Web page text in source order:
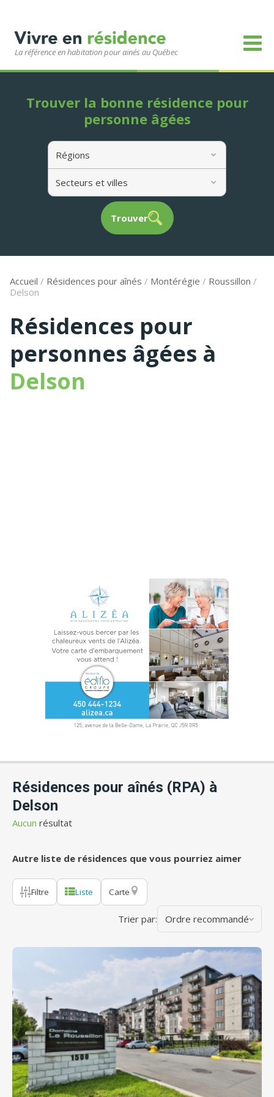
La référence en habitation pour ainés au Québec
Régions
Secteurs et villes
Trouver
Trouver la bonne résidence pour
personne âgées
Accueil / Résidences pour aînés / Montérégie / Roussillon /
Delson
Résidences pour
personnes âgées à
Delson
Résidences pour aînés (RPA) à
Delson
Aucun résultat
Autre liste de résidences que vous pourriez aimer
Filtre Liste Carte
Trier par: Ordre recommandé